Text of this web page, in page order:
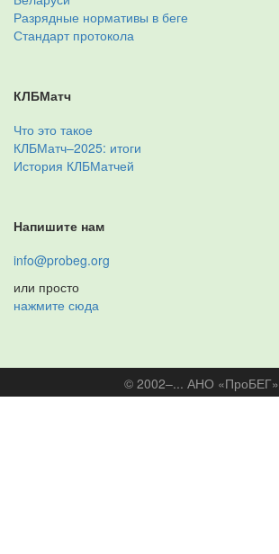
Разрядные нормативы в беге
Стандарт протокола
КЛБМатч
Что это такое
КЛБМатч–2025: итоги
История КЛБМатчей
Напишите нам
info@probeg.org
или просто
нажмите сюда
© 2002–... АНО «ПроБЕГ»